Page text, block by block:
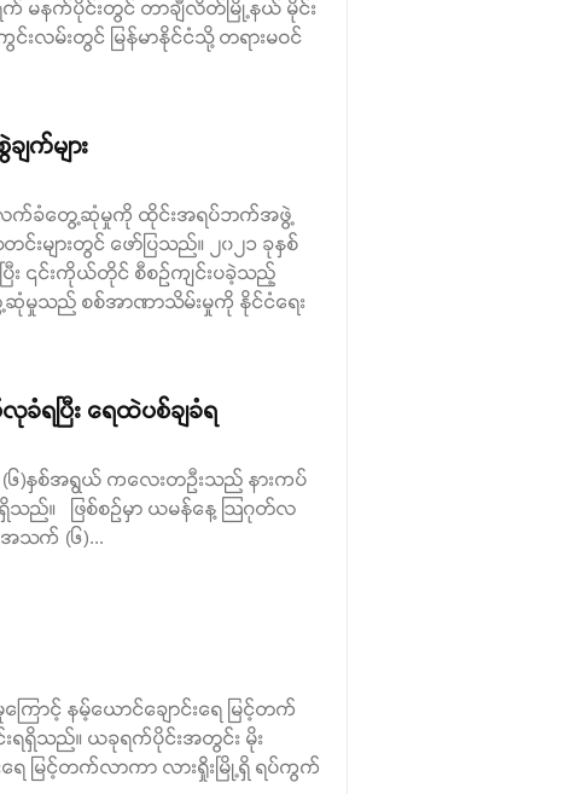
ရက် မနက်ပိုင်းတွင် တာချီလိတ်မြို့နယ် မိုင်း
င်းလမ်းတွင် မြန်မာနိုင်ငံသို့ တရားမဝင်
က်များ
က လက်ခံတွေ့ဆုံမှုကို ထိုင်းအရပ်ဘက်အဖွဲ့
းများတွင် ဖော်ပြသည်။ ၂၀၂၁ ခုနှစ်
ပြီး ၎င်းကိုယ်တိုင် စီစဉ်ကျင်းပခဲ့သည့်
ဆုံမှုသည် စစ်အာဏာသိမ်းမှုကို နိုင်ငံရေး
ရပြီး ရေထဲပစ်ချခံရ
က် (၆)နှစ်အရွယ် ကလေးတဉီးသည် နားကပ်
ရှိသည်။ ဖြစ်စဉ်မှာ ယမန်နေ့ ဩဂုတ်လ
အသက် (၆)...
ောင့် နမ့်ယောင်ချောင်းရေ မြင့်တက်
းရရှိသည်။ ယခုရက်ပိုင်းအတွင်း မိုး
ရေ မြင့်တက်လာကာ လားရှိုးမြို့ရှိ ရပ်ကွက်